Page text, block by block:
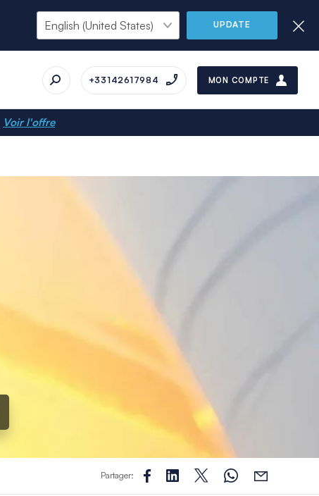
UPDATE
+33142617984 MON COMPTE
Voir l'offre
Partager: